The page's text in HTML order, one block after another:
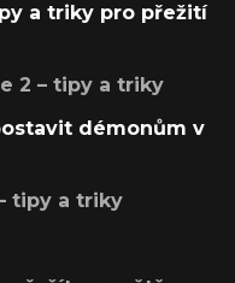
a triky pro přežití
2 – tipy a triky
démonům v
tipy a triky